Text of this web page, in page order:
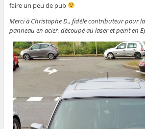
faire un peu de pub
Merci à Christophe D., fidèle contributeur pour
panneau en acier, découpé au laser et peint en